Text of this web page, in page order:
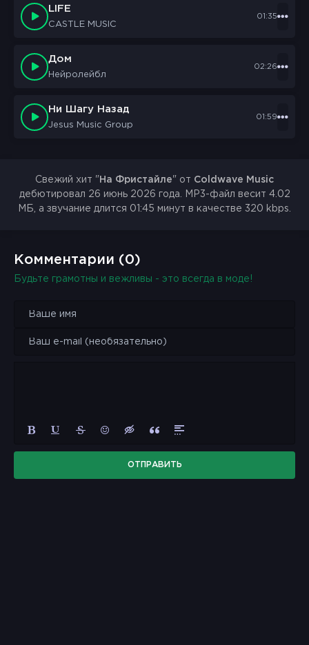
Вокруг тебя смешные
Смешные смешные
Сори я не играю
С лохами
А я в пахане
Ты пишешь текст месяцами
А я на фристайле
Моя музыка живая
Тебя слушаю и умирая
LIFE
CASTLE MUSIC
01:35
Дом
Нейролейбл
02:26
Ни Шагу Назад
Jesus Music Group
01:59
Свежий хит " На Фристайле" от Coldwave Music
дебютировал 26 июнь 2026 года. MP3-файл весит 4.02
МБ, а звучание длится 01:45 минут в качестве 320 kbps.
Комментарии (0)
Будьте грамотны и вежливы - это всегда в моде!
ОТПРАВИТЬ